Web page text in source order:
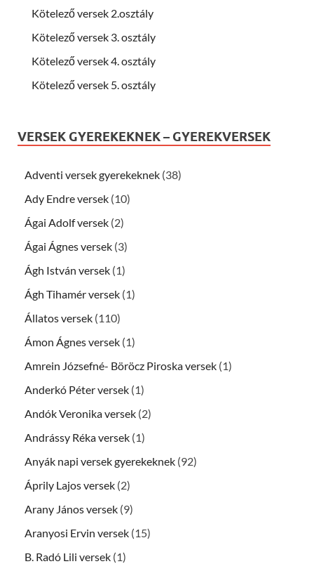
Kötelező versek 2.osztály
Kötelező versek 3. osztály
Kötelező versek 4. osztály
Kötelező versek 5. osztály
VERSEK GYEREKEKNEK – GYEREKVERSEK
Adventi versek gyerekeknek (38)
Ady Endre versek (10)
Ágai Adolf versek (2)
Ágai Ágnes versek (3)
Ágh István versek (1)
Ágh Tihamér versek (1)
Állatos versek (110)
Ámon Ágnes versek (1)
Amrein Józsefné- Böröcz Piroska versek (1)
Anderkó Péter versek (1)
Andók Veronika versek (2)
Andrássy Réka versek (1)
Anyák napi versek gyerekeknek (92)
Áprily Lajos versek (2)
Arany János versek (9)
Aranyosi Ervin versek (15)
B. Radó Lili versek (1)